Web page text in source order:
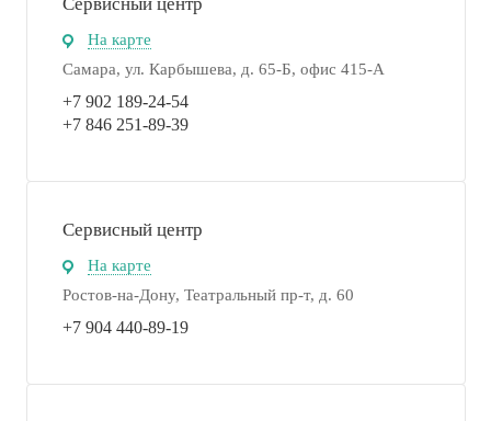
На карте
Самара, ул. Карбышева, д. 65-Б, офис 415-А
+7 902 189-24-54
+7 846 251-89-39
Сервисный центр
На карте
Ростов-на-Дону, Театральный пр-т, д. 60
+7 904 440-89-19